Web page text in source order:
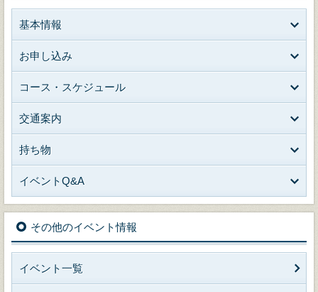
基本情報
お申し込み
コース・スケジュール
交通案内
持ち物
イベントQ&A
その他のイベント情報
イベント一覧